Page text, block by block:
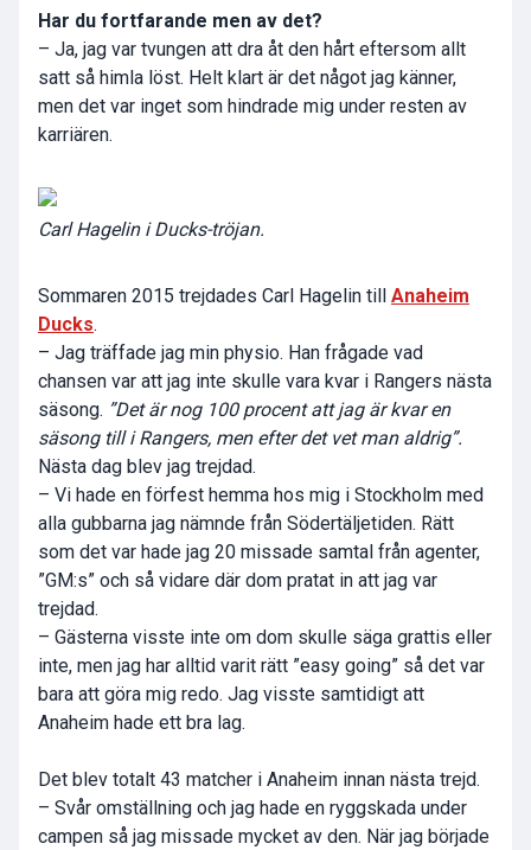
Har du fortfarande men av det?
– Ja, jag var tvungen att dra åt den hårt eftersom allt
satt så himla löst. Helt klart är det något jag känner,
men det var inget som hindrade mig under resten av
karriären.
Carl Hagelin i Ducks-tröjan.
Sommaren 2015 trejdades Carl Hagelin till Anaheim
Ducks.
– Jag träffade jag min physio. Han frågade vad
chansen var att jag inte skulle vara kvar i Rangers nästa
säsong. ”Det är nog 100 procent att jag är kvar en
säsong till i Rangers, men efter det vet man aldrig”.
Nästa dag blev jag trejdad.
– Vi hade en förfest hemma hos mig i Stockholm med
alla gubbarna jag nämnde från Södertäljetiden. Rätt
som det var hade jag 20 missade samtal från agenter,
”GM:s” och så vidare där dom pratat in att jag var
trejdad.
– Gästerna visste inte om dom skulle säga grattis eller
inte, men jag har alltid varit rätt ”easy going” så det var
bara att göra mig redo. Jag visste samtidigt att
Anaheim hade ett bra lag.
Det blev totalt 43 matcher i Anaheim innan nästa trejd.
– Svår omställning och jag hade en ryggskada under
campen så jag missade mycket av den. När jag började